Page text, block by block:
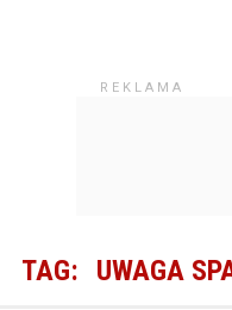
TAG: UWAGA